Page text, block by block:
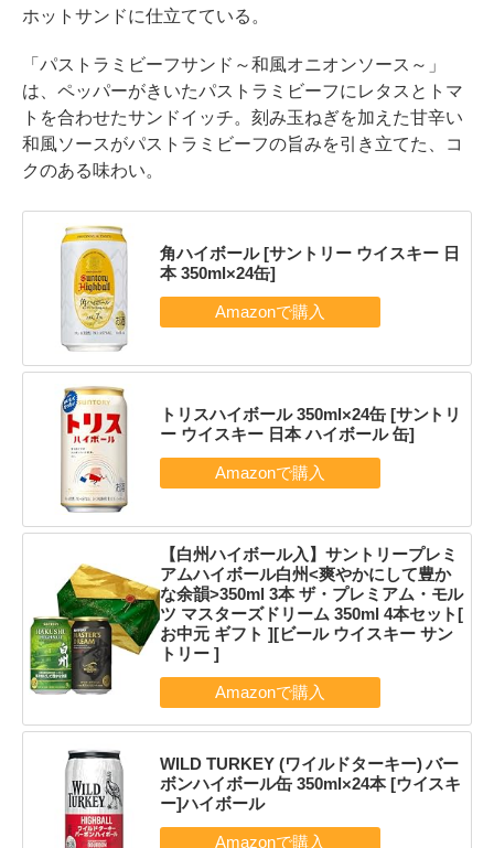
ホットサンドに仕立てている。
「パストラミビーフサンド～和風オニオンソース～」
は、ペッパーがきいたパストラミビーフにレタスとトマ
トを合わせたサンドイッチ。刻み玉ねぎを加えた甘辛い
和風ソースがパストラミビーフの旨みを引き立てた、コ
クのある味わい。
角ハイボール [サントリー ウイスキー 日
本 350ml×24缶]
トリスハイボール 350ml×24缶 [サントリ
ー ウイスキー 日本 ハイボール 缶]
【白州ハイボール入】サントリープレミ
アムハイボール白州<爽やかにして豊か
な余韻>350ml 3本 ザ・プレミアム・モル
ツ マスターズドリーム 350ml 4本セット[
お中元 ギフト ][ビール ウイスキー サン
トリー ]
WILD TURKEY (ワイルドターキー) バー
ボンハイボール缶 350ml×24本 [ウイスキ
ー]ハイボール